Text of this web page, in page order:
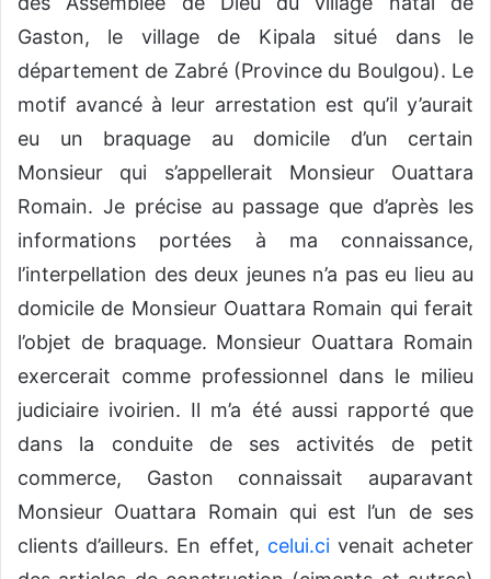
Gaston, le village de Kipala situé dans le
département de Zabré (Province du Boulgou). Le
motif avancé à leur arrestation est qu’il y’aurait
eu un braquage au domicile d’un certain
Monsieur qui s’appellerait Monsieur Ouattara
Romain. Je précise au passage que d’après les
informations portées à ma connaissance,
l’interpellation des deux jeunes n’a pas eu lieu au
domicile de Monsieur Ouattara Romain qui ferait
l’objet de braquage. Monsieur Ouattara Romain
exercerait comme professionnel dans le milieu
judiciaire ivoirien. Il m’a été aussi rapporté que
dans la conduite de ses activités de petit
commerce, Gaston connaissait auparavant
Monsieur Ouattara Romain qui est l’un de ses
clients d’ailleurs. En effet, celui.civenait acheter